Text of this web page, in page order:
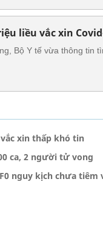
liều vắc xin
Bộ Y tế vừa thông tin
xin thấp khó tin
ca, 2 người tử vong
nguy kịch chưa tiêm